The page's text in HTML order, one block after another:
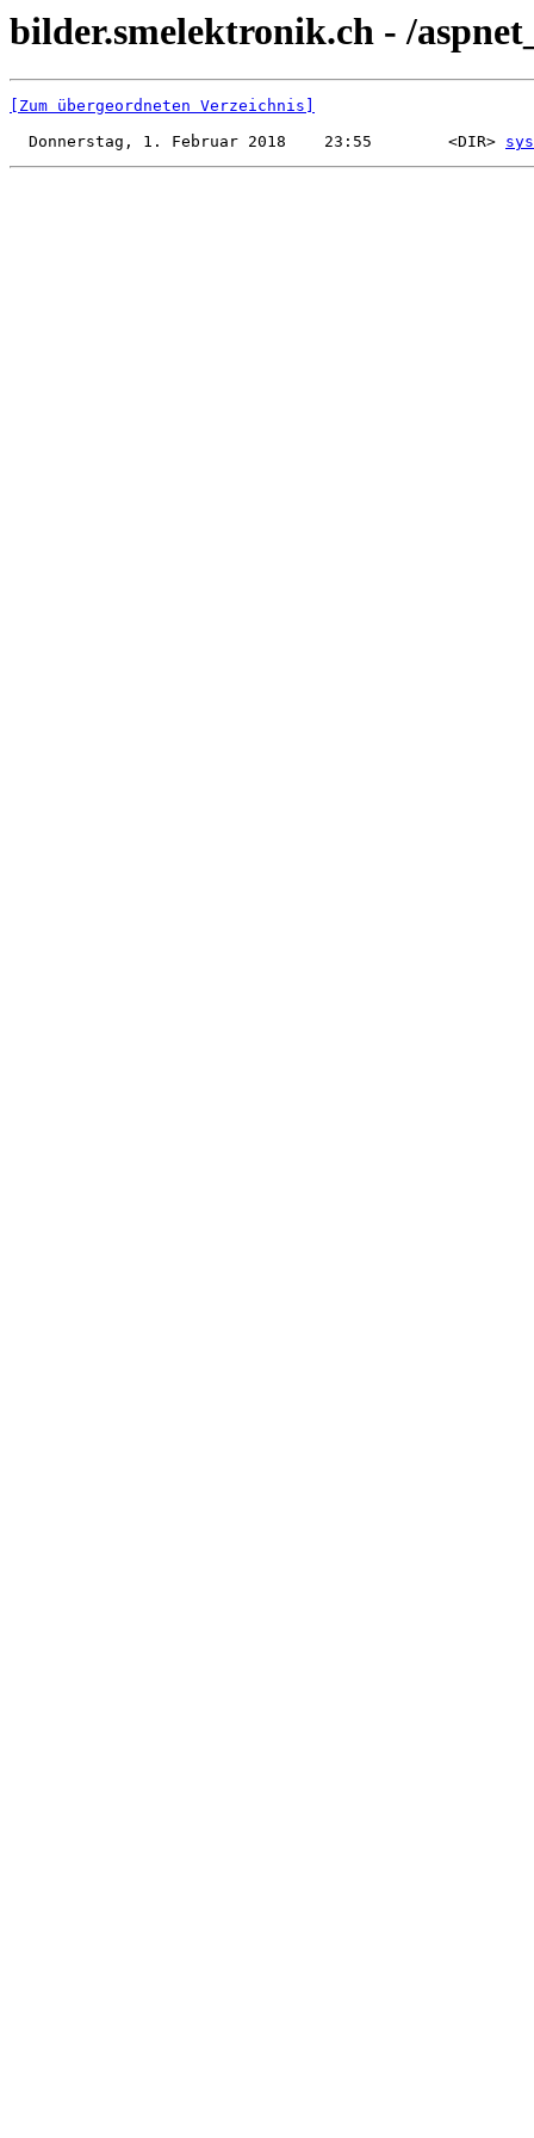
bilder.smelektronik.ch - /
[Zum übergeordneten Verzeichnis]
  Donnerstag, 1. Februar 2018    23:55        <DIR>